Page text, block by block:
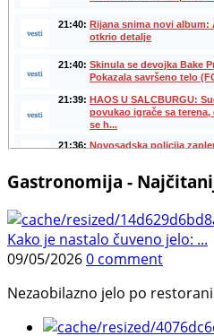
Gastronomija -
Kako je nastalo čuveno jelo: ...
09/05/20260 comment
Nezaobilazno jelo po